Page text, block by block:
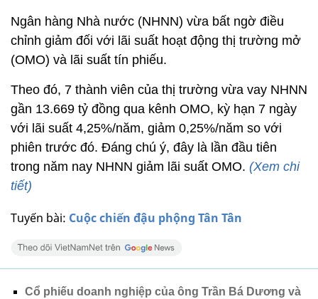
Tuyến bài: Cuộc chiến đậu phộng Tân Tân
Ngân hàng Nhà nước (NHNN) vừa bất ngờ điều
chỉnh giảm đối với lãi suất hoạt động thị trường mở
(OMO) và lãi suất tín phiếu.
Theo đó, 7 thành viên của thị trường vừa vay NHNN
gần 13.669 tỷ đồng qua kênh OMO, kỳ hạn 7 ngày
với lãi suất 4,25%/năm, giảm 0,25%/năm so với
phiên trước đó. Đáng chú ý, đây là lần đầu tiên
trong năm nay NHNN giảm lãi suất OMO. (Xem chi
tiết)
Cổ phiếu doanh nghiệp của ông Trần Bá Dương và